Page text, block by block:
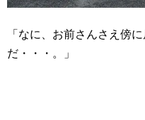
「なに、お前さんさえ傍
だ・・・。」